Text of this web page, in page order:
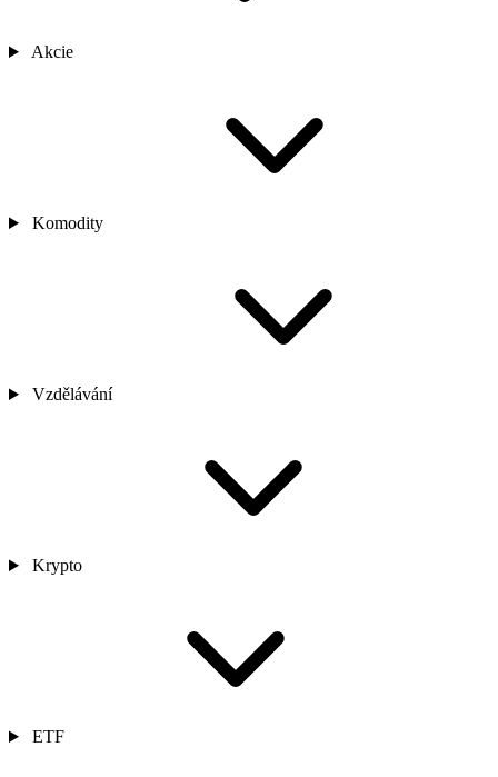
Akcie
Komodity
Vzdělávání
Krypto
ETF